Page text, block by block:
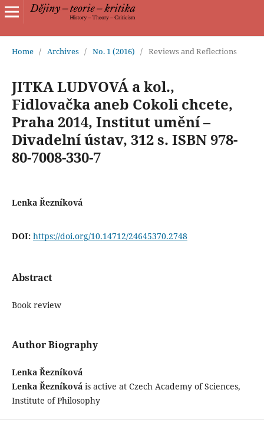
Home / Archives / No. 1 (2016) / Reviews and Reflections
JITKA LUDVOVÁ a kol.,
Fidlovačka aneb Cokoli chcete,
Praha 2014, Institut umění –
Divadelní ústav, 312 s. ISBN 978-
80-7008-330-7
Lenka Řezníková
DOI: https://doi.org/10.14712/24645370.2748
Abstract
Book review
Author Biography
Lenka Řezníková
Lenka Řezníkováis active at Czech Academy of Sciences,
Institute of Philosophy